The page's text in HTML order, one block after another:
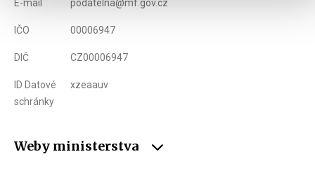
E-mail podatelna@mf.gov.cz
IČO 00006947
DIČ CZ00006947
ID Datové
schránky
xzeaauv
Weby ministerstva